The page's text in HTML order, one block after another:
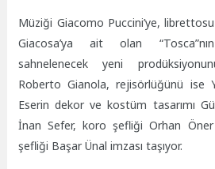
Müziği Giacomo Puccini’ye,
Giacosa’ya ait olan
sahnelenecek yeni
Roberto Gianola, rejisörlüğünü ise
Eserin dekor ve kostüm tasarımı
İnan Sefer, koro şefliği Orhan
şefliği Başar Ünal imzası taşıyor.